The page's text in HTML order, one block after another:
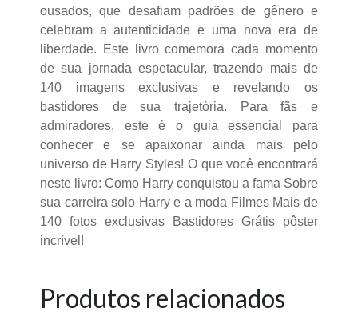
ousados, que desafiam padrões de gênero e
celebram a autenticidade e uma nova era de
liberdade. Este livro comemora cada momento
de sua jornada espetacular, trazendo mais de
140 imagens exclusivas e revelando os
bastidores de sua trajetória. Para fãs e
admiradores, este é o guia essencial para
conhecer e se apaixonar ainda mais pelo
universo de Harry Styles! O que você encontrará
neste livro: Como Harry conquistou a fama Sobre
sua carreira solo Harry e a moda Filmes Mais de
140 fotos exclusivas Bastidores Grátis pôster
incrível!
Produtos relacionados